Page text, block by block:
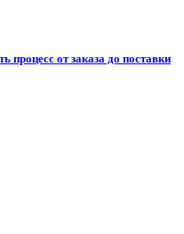
процесс от заказа до поставки